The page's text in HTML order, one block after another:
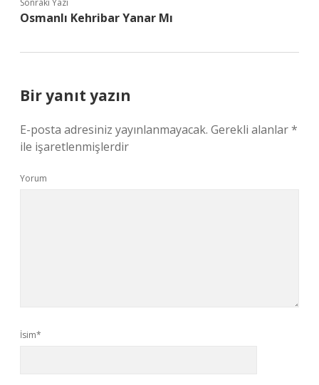
Sonraki Yazı
Osmanlı Kehribar Yanar Mı
Bir yanıt yazın
E-posta adresiniz yayınlanmayacak. Gerekli alanlar*
ile işaretlenmişlerdir
Yorum
İsim*